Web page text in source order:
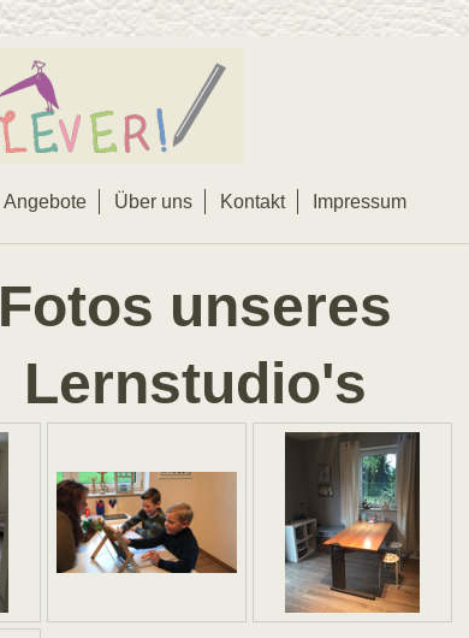
Angebote Über uns Kontakt Impressum
Fotos unseres
Lernstudio's